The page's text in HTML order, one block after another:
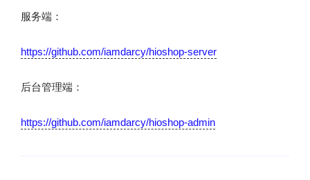
服务端：
https://github.com/iamdarcy/hioshop-server
后台管理端：
https://github.com/iamdarcy/hioshop-admin